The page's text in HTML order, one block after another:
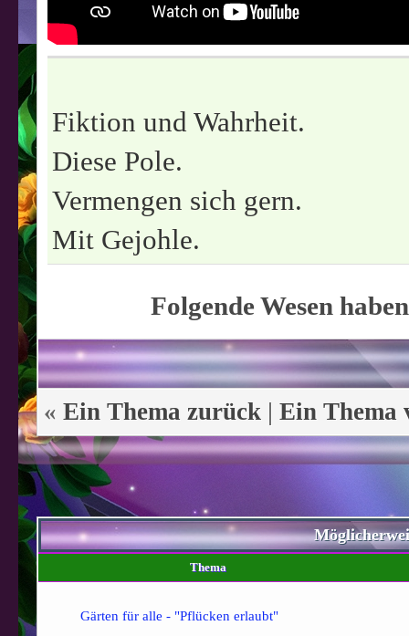
Fiktion und Wahrheit.
Diese Pole.
Vermengen sich gern.
Mit Gejohle.
Folgende Wesen
« Ein Thema zurück | Ein Thema
Thema
Gärten für alle - "Pflücken erlaubt"